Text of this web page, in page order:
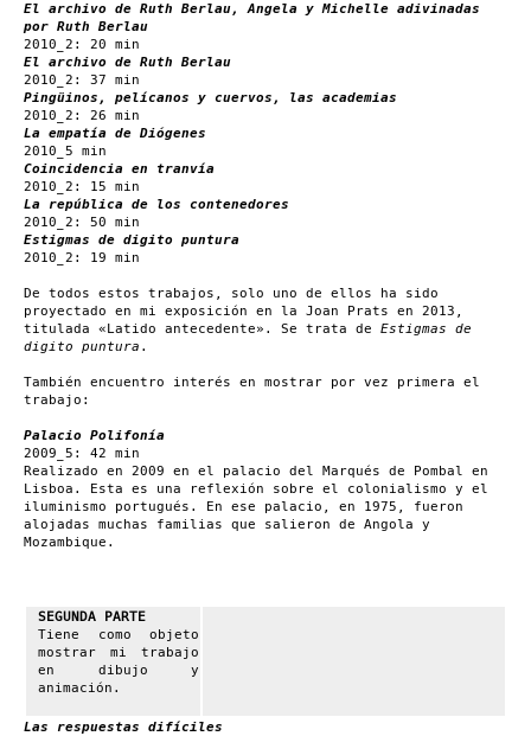
El archivo de Ruth Berlau, Angela y Michelle adivinadas
por Ruth Berlau
2010_2: 20 min
El archivo de Ruth Berlau
2010_2: 37 min
Pingüinos, pelícanos y cuervos, las academias
2010_2: 26 min
La empatía de Diógenes
2010_5 min
Coincidencia en tranvía
2010_2: 15 min
La república de los contenedores
2010_2: 50 min
Estigmas de digito puntura
2010_2: 19 min
De todos estos trabajos, solo uno de ellos ha sido
proyectado en mi exposición en la Joan Prats en 2013,
titulada «Latido antecedente». Se trata de Estigmas de
digito puntura .
También encuentro interés en mostrar por vez primera el
trabajo:
Palacio Polifonía
2009_5: 42 min
Realizado en 2009 en el palacio del Marqués de Pombal en
Lisboa. Esta es una reflexión sobre el colonialismo y el
iluminismo portugués. En ese palacio, en 1975, fueron
alojadas muchas familias que salieron de Angola y
Mozambique.
SEGUNDA PARTE
Tiene como objeto
mostrar mi trabajo
en dibujo y
animación.
Las respuestas difíciles